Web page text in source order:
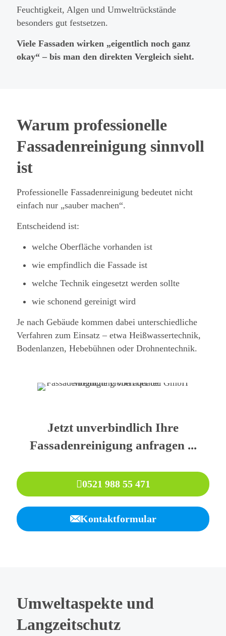
Feuchtigkeit, Algen und Umweltrückstände
besonders gut festsetzen.
Viele Fassaden wirken „eigentlich noch ganz
okay“ – bis man den direkten Vergleich sieht.
Warum professionelle
Fassadenreinigung sinnvoll
ist
Professionelle Fassadenreinigung bedeutet nicht
einfach nur „sauber machen“.
Entscheidend ist:
welche Oberfläche vorhanden ist
wie empfindlich die Fassade ist
welche Technik eingesetzt werden sollte
wie schonend gereinigt wird
Je nach Gebäude kommen dabei unterschiedliche
Verfahren zum Einsatz – etwa Heißwassertechnik,
Bodenlanzen, Hebebühnen oder Drohnentechnik.
Jetzt unverbindlich Ihre
Fassadenreinigung anfragen ...
0521 988 55 471
Kontaktformular
Umweltaspekte und
Langzeitschutz